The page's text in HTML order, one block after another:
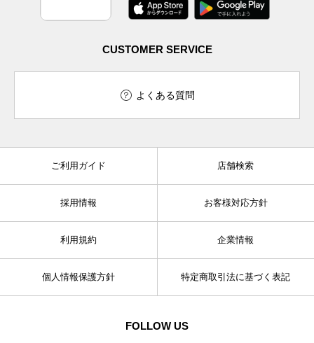
CUSTOMER SERVICE
よくある質問
ご利用ガイド 店舗検索
採用情報 お客様対応方針
利用規約 企業情報
個人情報保護方針 特定商取引法に基づく表記
FOLLOW US